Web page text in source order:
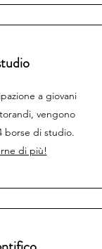
a giovani
vengono
borse di studio.
di più!